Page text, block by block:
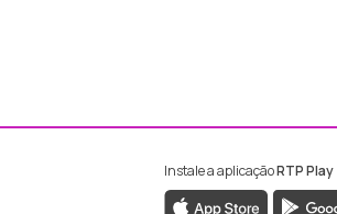
da RTP Madeira
Instagram da RTP
Instale a aplicaçãoRTP Play